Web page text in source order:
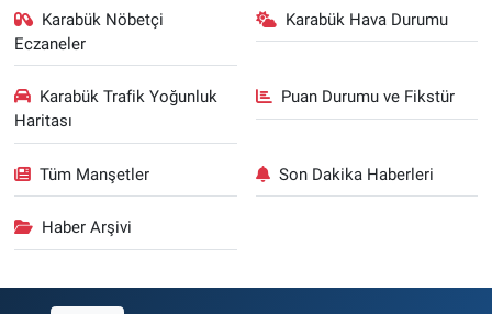
Karabük Nöbetçi
Eczaneler
Karabük Hava Durumu
Karabük Trafik Yoğunluk
Haritası
Puan Durumu ve Fikstür
Tüm Manşetler Son Dakika Haberleri
Haber Arşivi